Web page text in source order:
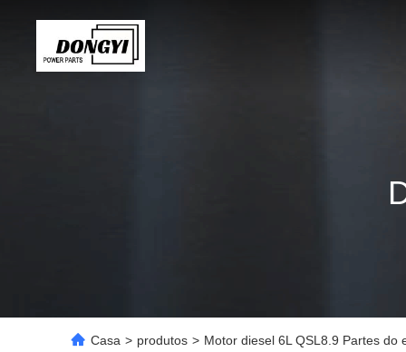
Casa > produtos > Motor diesel 6L QSL8.9 Partes do